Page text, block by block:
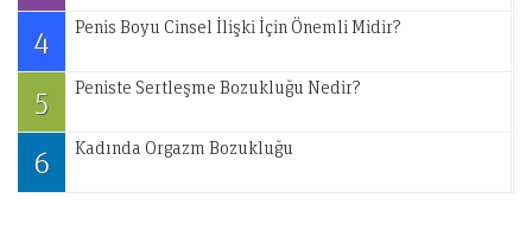
4 Penis Boyu Cinsel İlişki İçin Önemli Midir?
5 Peniste Sertleşme Bozukluğu Nedir?
6 Kadında Orgazm Bozukluğu